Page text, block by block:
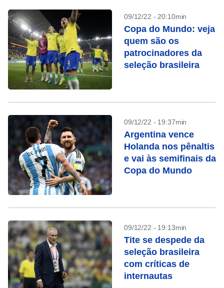
09/12/22 - 20:10min
Copa do Mundo: veja
quem são os
patrocinadores da
seleção brasileira
09/12/22 - 19:37min
Argentina vence
Holanda nos pênaltis
e vai às semifinais da
Copa do Mundo
09/12/22 - 19:13min
Tite se despede da
seleção brasileira
com críticas de
internautas